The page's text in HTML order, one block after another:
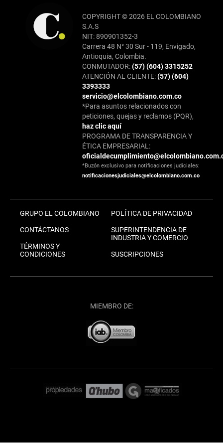
COPYRIGHT © 2026 EL COLOMBIANO
S.A.S
NIT: 890901352-3
Carrera 48 N° 30 Sur - 119, Envigado,
Antioquia, Colombia.
CONMUTADOR:(57) (604) 3315252
ATENCIÓN AL CLIENTE:(57) (604)
3393333
servicio@elcolombiano.com.co
*Para asuntos relacionados con
peticiones, quejas y reclamos (PQR),
haz clic aquí
PROGRAMA DE TRANSPARENCIA Y
ÉTICA EMPRESARIAL:
*Buzón exclusivo para notificaciones judiciales:
notificacionesjudiciales@elcolombiano.com.co
GRUPO EL COLOMBIANO
CONTÁCTANOS
TÉRMINOS Y
CONDICIONES
POLÍTICA DE PRIVACIDAD
SUPERINTENDENCIA DE
INDUSTRIA Y COMERCIO
SUSCRIPCIONES
MIEMBRO DE: